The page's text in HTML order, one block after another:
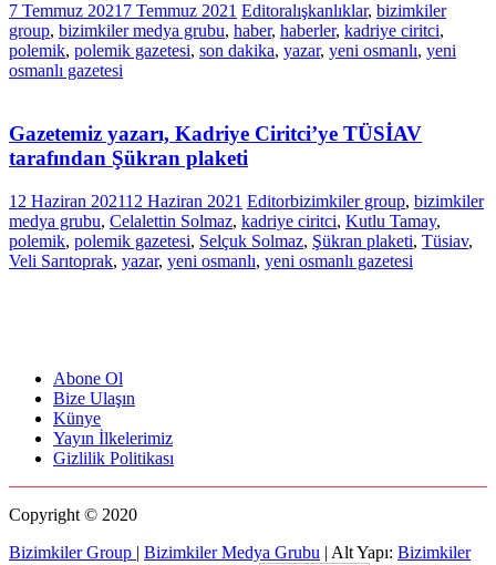
7 Temmuz 2021 7 Temmuz 2021 Editoralışkanlıklar, bizimkiler
group, bizimkiler medya grubu, haber, haberler, kadriye ciritci,
polemik, polemik gazetesi, son dakika, yazar, yeni osmanlı, yeni
osmanlı gazetesi
Gazetemiz yazarı, Kadriye Ciritci’ye TÜSİAV
tarafından Şükran plaketi
12 Haziran 202112 Haziran 2021 Editorbizimkiler group, bizimkiler
medya grubu, Celalettin Solmaz, kadriye ciritci, Kutlu Tamay,
polemik, polemik gazetesi, Selçuk Solmaz, Şükran plaketi, Tüsiav,
Veli Sarıtoprak, yazar, yeni osmanlı, yeni osmanlı gazetesi
Abone Ol
Bize Ulaşın
Künye
Yayın İlkelerimiz
Gizlilik Politikası
Copyright © 2020
Bizimkiler Group | Bizimkiler Medya Grubu | Alt Yapı: Bizimkiler